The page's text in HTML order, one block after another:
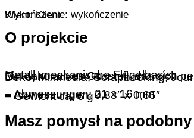
Wykończenie: wykończenie
Klient: Klient
O projekcie
Metall, mechanische Flügelbasis.
Ein dekoratives Gussteil, das sich
Deko, Mixmedia, Scrapbooking,
– Abmessungen: 21 x 16 mm
– Abmessungen: 0,83″ x 0,65″
– Gewicht ca: 6 g
Masz pomysł na